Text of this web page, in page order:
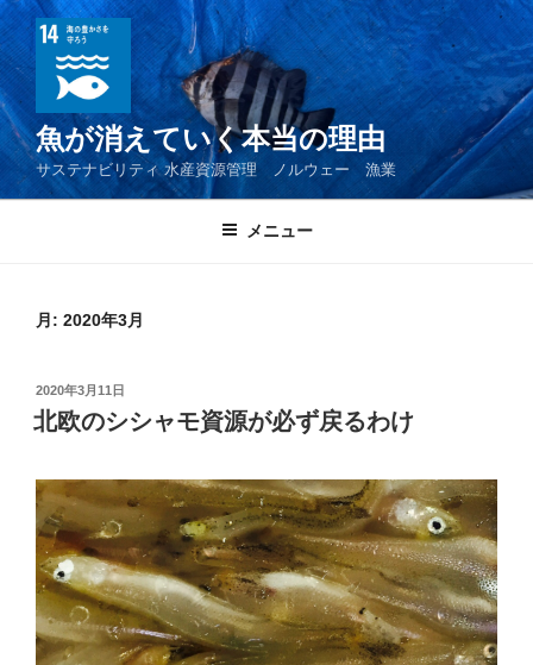
コ
ン
テ
ン
ツ
へ
魚が消えていく本当の理由
サステナビリティ 水産資源管理 ノルウェー 漁業
メニュー
月: 2020年3月
投
稿
日:
2020年3月11日
北欧のシシャモ資源が必ず戻るわけ